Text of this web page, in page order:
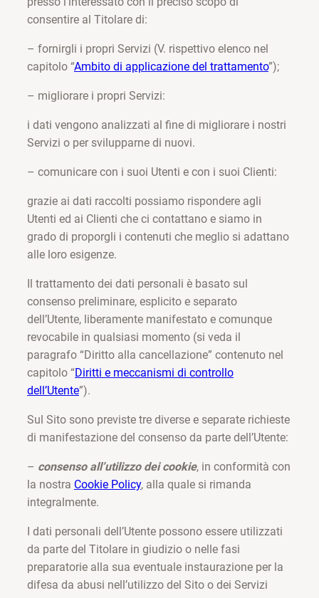
consentire al Titolare di:
– fornirgli i propri Servizi (V. rispettivo elenco nel
capitolo “Ambito di applicazione del trattamento”);
– migliorare i propri Servizi:
i dati vengono analizzati al fine di migliorare i nostri
Servizi o per svilupparne di nuovi.
– comunicare con i suoi Utenti e con i suoi Clienti:
grazie ai dati raccolti possiamo rispondere agli
Utenti ed ai Clienti che ci contattano e siamo in
grado di proporgli i contenuti che meglio si adattano
alle loro esigenze.
Il trattamento dei dati personali è basato sul
consenso preliminare, esplicito e separato
dell’Utente, liberamente manifestato e comunque
revocabile in qualsiasi momento (si veda il
paragrafo “Diritto alla cancellazione” contenuto nel
capitolo “Diritti e meccanismi di controllo
dell’Utente”).
Sul Sito sono previste tre diverse e separate richieste
di manifestazione del consenso da parte dell’Utente:
– consenso all’utilizzo dei cookie, in conformità con
la nostra Cookie Policy, alla quale si rimanda
integralmente.
I dati personali dell’Utente possono essere utilizzati
da parte del Titolare in giudizio o nelle fasi
preparatorie alla sua eventuale instaurazione per la
difesa da abusi nell’utilizzo del Sito o dei Servizi